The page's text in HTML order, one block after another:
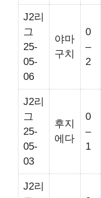
J2리
그
25-
05-
06
야마
구치
0
–
2
J2리
그
25-
05-
03
후지
에다
0
–
1
J2리